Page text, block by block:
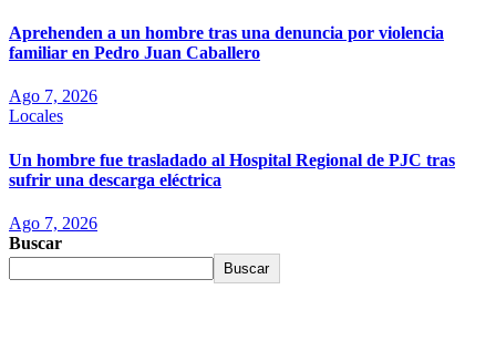
Aprehenden a un hombre tras una denuncia por violencia
familiar en Pedro Juan Caballero
Ago 7, 2026
Locales
Un hombre fue trasladado al Hospital Regional de PJC tras
sufrir una descarga eléctrica
Ago 7, 2026
Buscar
Buscar